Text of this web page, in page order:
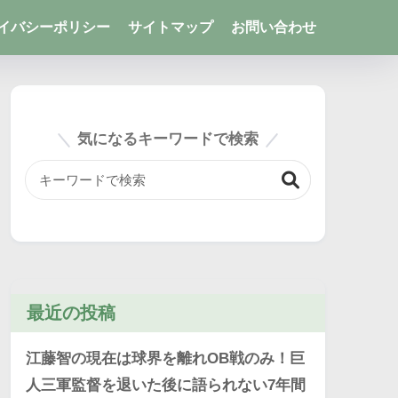
バシーポリシー サイトマップ お問い合わせ
気になるキーワードで検索
最近の投稿
江藤智の現在は球界を離れOB戦のみ！巨
人三軍監督を退いた後に語られない7年間